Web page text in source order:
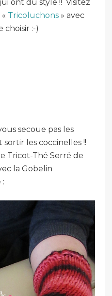
ont du style !! Visitez
Tricoluchons » avec
choisir :-)
secoue pas les
les coccinelles !!
Tricot-Thé Serré de
la Gobelin
: